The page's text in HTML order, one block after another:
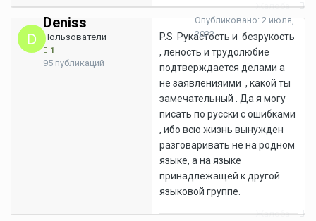
Deniss
Пользователи
1
95 публикаций
Жалоба
Опубликовано:2 июля,
2022
P.S Рукастость и безрукость
, леность и трудолюбие
подтверждается делами а
не заявленияими , какой ты
замечательный . Да я могу
писать по русски с ошибками
, ибо всю жизнь вынужден
разговаривать не на родном
языке, а на языке
принадлежащей к другой
языковой группе.
Жалоба